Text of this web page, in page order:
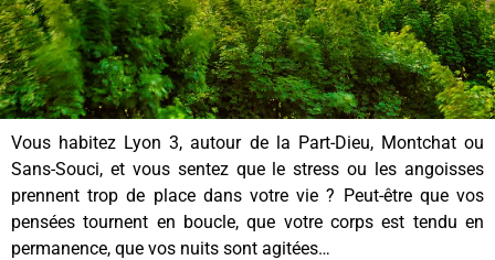
Vous habitez Lyon 3, autour de la Part-Dieu, Montchat ou
Sans-Souci, et vous sentez que le stress ou les angoisses
prennent trop de place dans votre vie ? Peut-être que vos
pensées tournent en boucle, que votre corps est tendu en
permanence, que vos nuits sont agitées…